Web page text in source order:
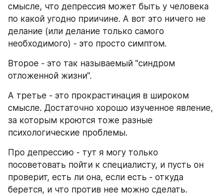
смысле, что депрессия может быть у человека
по какой угодно приичине. А вот это ничего не
делание (или делание только самого
необходимого) - это просто симптом.
Второе - это так называемый "синдром
отложенной жизни".
А третье - это прокрастинация в широком
смысле. Достаточно хорошо изученное явление,
за которым кроются тоже разные
психологические проблемы.
Про депрессию - тут я могу только
посоветовать пойти к специалисту, и пусть он
проверит, есть ли она, если есть - откуда
берется, и что против нее можно сделать.